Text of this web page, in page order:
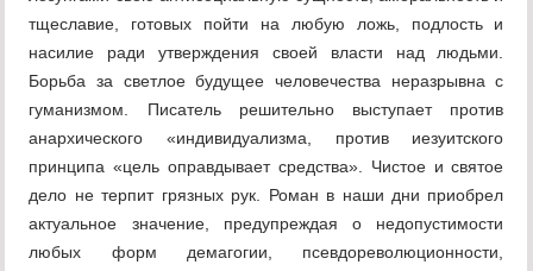
тщеславие, готовых пойти на любую ложь, подлость и
насилие ради утверждения своей власти над людьми.
Борьба за светлое будущее человечества неразрывна с
гуманизмом. Писатель решительно выступает против
анархического «индивидуализма, против иезуитского
принципа «цель оправдывает средства». Чистое и святое
дело не терпит грязных рук. Роман в наши дни приобрел
актуальное значение, предупреждая о недопустимости
любых форм демагогии, псевдореволюционности,